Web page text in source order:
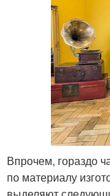
Впрочем, гораздо
по материалу